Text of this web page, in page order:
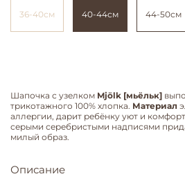
36-40см 40-44см 44-50см
Шапочка с узелком Mjölk [мьёльк]
трикотажного 100% хлопка. Материал
аллергии, дарит ребёнку уют и
серыми серебристыми надписями
милый образ.
Описание